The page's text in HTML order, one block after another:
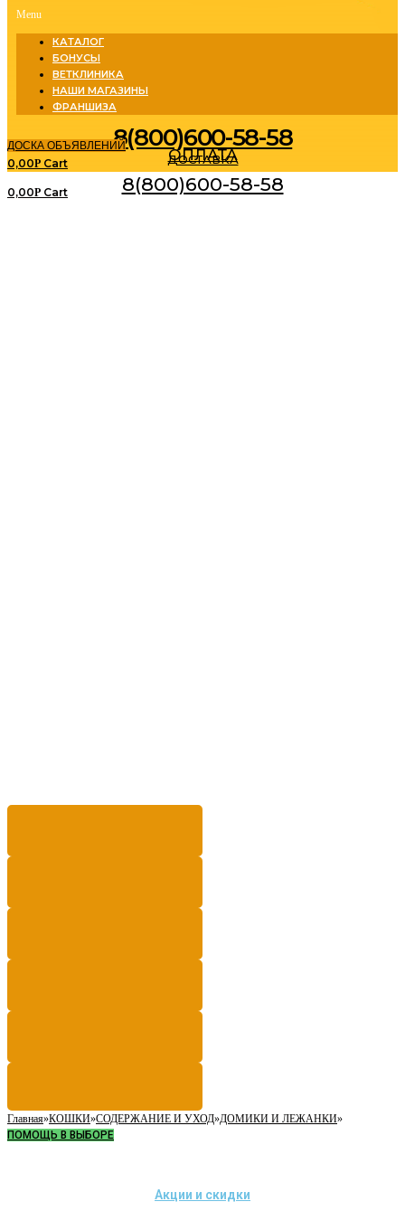
Menu
КАТАЛОГ
БОНУСЫ
ВЕТКЛИНИКА
НАШИ МАГАЗИНЫ
ФРАНШИЗА
8(800)600-58-58
ДОСКА ОБЪЯВЛЕНИЙ
ДОСТАВКА
ОПЛАТА
0,00Р Cart
8(800)600-58-58
0,00Р Cart
Главная»КОШКИ»СОДЕРЖАНИЕ И УХОД»ДОМИКИ И ЛЕЖАНКИ»
ПОМОЩЬ В ВЫБОРЕ
Акции и скидки